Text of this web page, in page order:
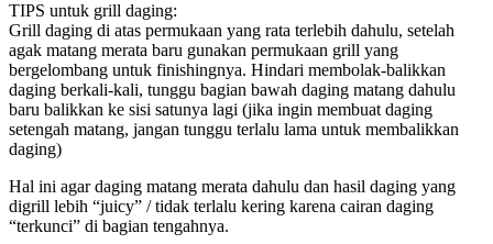
TIPS untuk grill daging:
Grill daging di atas permukaan yang rata terlebih dahulu, setelah
agak matang merata baru gunakan permukaan grill yang
bergelombang untuk finishingnya. Hindari membolak-balikkan
daging berkali-kali, tunggu bagian bawah daging matang dahulu
baru balikkan ke sisi satunya lagi (jika ingin membuat daging
setengah matang, jangan tunggu terlalu lama untuk membalikkan
daging)
Hal ini agar daging matang merata dahulu dan hasil daging yang
digrill lebih “juicy” / tidak terlalu kering karena cairan daging
“terkunci” di bagian tengahnya.